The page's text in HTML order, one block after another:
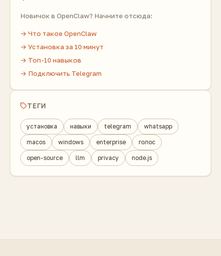
Новичок в OpenClaw? Начните отсюда:
→ Что такое OpenClaw
→ Установка за 10 минут
→ Топ-10 навыков
→ Подключить Telegram
ТЕГИ
установка навыки telegram whatsapp
macos windows enterprise голос
open-source llm privacy node.js